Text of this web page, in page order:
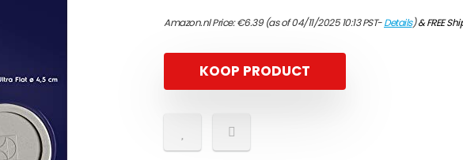
Amazon.nl Price:€6.39(as of 04/11/2025 10:13 PST-Details)&FREE
KOOP PRODUCT